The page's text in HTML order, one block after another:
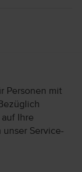
Personen mit
Ihre
unser Service-